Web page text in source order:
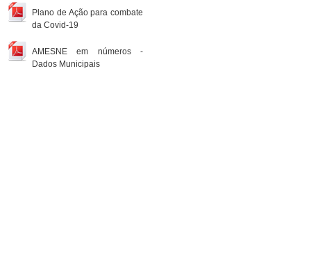
Plano de Ação para combate
da Covid-19
AMESNE em números -
Dados Municipais